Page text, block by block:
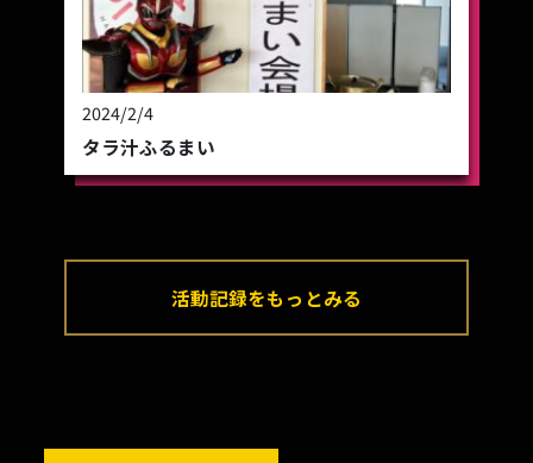
2024/2/4
タラ汁ふるまい
活動記録をもっとみる